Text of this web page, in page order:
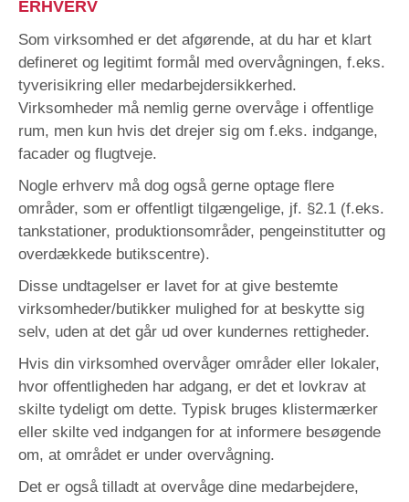
ERHVERV
Som virksomhed er det afgørende, at du har et klart
defineret og legitimt formål med overvågningen, f.eks.
tyverisikring eller medarbejdersikkerhed.
Virksomheder må nemlig gerne overvåge i offentlige
rum, men kun hvis det drejer sig om f.eks. indgange,
facader og flugtveje.
Nogle erhverv må dog også gerne optage flere
områder, som er offentligt tilgængelige, jf. §2.1 (f.eks.
tankstationer, produktionsområder, pengeinstitutter og
overdækkede butikscentre).
Disse undtagelser er lavet for at give bestemte
virksomheder/butikker mulighed for at beskytte sig
selv, uden at det går ud over kundernes rettigheder.
Hvis din virksomhed overvåger områder eller lokaler,
hvor offentligheden har adgang, er det et lovkrav at
skilte tydeligt om dette. Typisk bruges klistermærker
eller skilte ved indgangen for at informere besøgende
om, at området er under overvågning.
Det er også tilladt at overvåge dine medarbejdere,